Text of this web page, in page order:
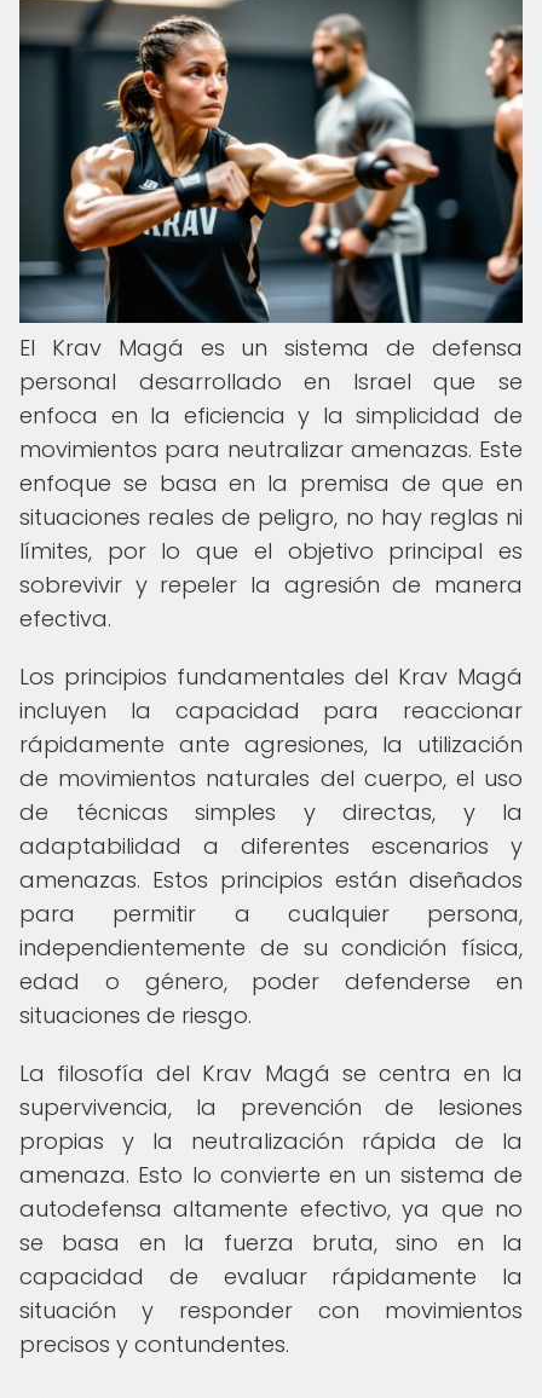
El Krav Magá es un sistema de defensa
personal desarrollado en Israel que se
enfoca en la eficiencia y la simplicidad de
movimientos para neutralizar amenazas. Este
enfoque se basa en la premisa de que en
situaciones reales de peligro, no hay reglas ni
límites, por lo que el objetivo principal es
sobrevivir y repeler la agresión de manera
efectiva.
Los principios fundamentales del Krav Magá
incluyen la capacidad para reaccionar
rápidamente ante agresiones, la utilización
de movimientos naturales del cuerpo, el uso
de técnicas simples y directas, y la
adaptabilidad a diferentes escenarios y
amenazas. Estos principios están diseñados
para permitir a cualquier persona,
independientemente de su condición física,
edad o género, poder defenderse en
situaciones de riesgo.
La filosofía del Krav Magá se centra en la
supervivencia, la prevención de lesiones
propias y la neutralización rápida de la
amenaza. Esto lo convierte en un sistema de
autodefensa altamente efectivo, ya que no
se basa en la fuerza bruta, sino en la
capacidad de evaluar rápidamente la
situación y responder con movimientos
precisos y contundentes.